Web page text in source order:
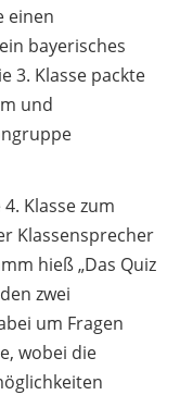
einen
bayerisches
3. Klasse packte
und
Klasse zum
Klassensprecher
hieß „Das Quiz
zwei
um Fragen
wobei die